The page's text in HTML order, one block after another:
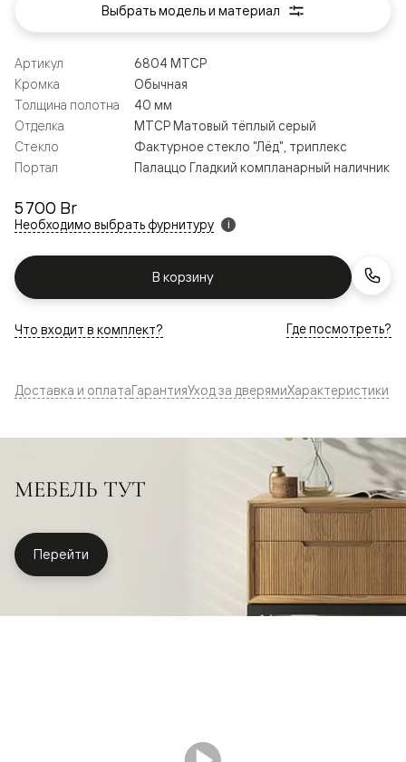
5 700 Br
Необходимо выбрать фурнитуру i
В корзину
Артикул
6804 МТСР
Кромка
Обычная
Толщина полотна
40 мм
Отделка
МТСР Матовый тёплый серый
Стекло
Фактурное стекло "Лёд", триплекс
Портал
Палаццо Гладкий компланарный наличник
Что входит в комплект? Где посмотреть?
Выбрать модель и материал
Доставка и оплатаГарантияУход за дверямиХарактеристики
МЕБЕЛЬ ТУТ
Перейти